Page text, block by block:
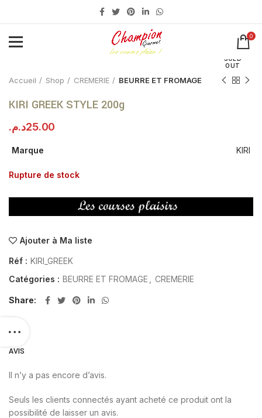
0
SOLD
OUT
Accueil Shop CREMERIE BEURRE ET FROMAGE
KIRI GREEK STYLE 200g
25.00د.م.
Marque KIRI
Rupture de stock
Ajouter à Ma liste
Réf : KIRI_GREEK
Catégories : BEURRE ET FROMAGE CREMERIE
Share
AVIS
Il n’y a pas encore d’avis.
Seuls les clients connectés ayant acheté ce produit ont la
possibilité de laisser un avis.